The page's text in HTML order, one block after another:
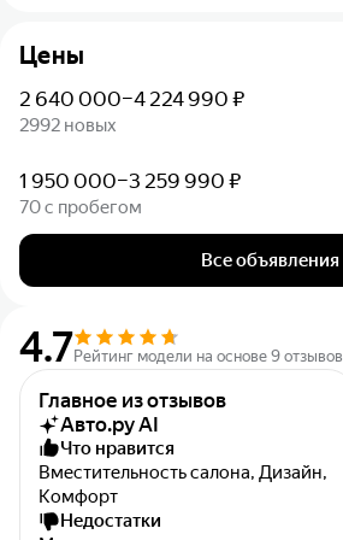
Цены
2 640 000–4 224 990 ₽
2992 новых
1 950 000–3 259 990 ₽
70 с пробегом
Все объявления
4.7Рейтинг модели на основе 9 отзывов
Главное из отзывов
Авто.ру AI
Что нравится
Вместительность салона, Дизайн,
Комфорт
Недостатки